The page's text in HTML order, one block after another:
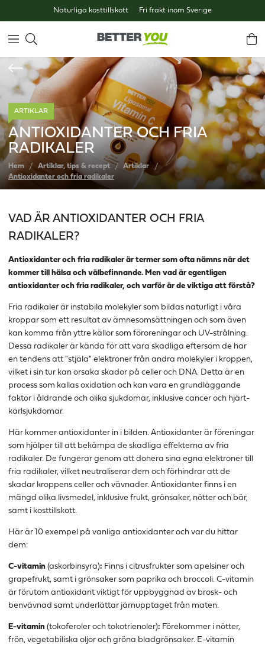
Naturliga kosttillskott Fri frakt inom Sverige
ARTIKLAR
ANTIOXIDANTER OCH FRIA
RADIKALER
Hem Artiklar, tips & recept
Artiklar
Antioxidanter och fria radikaler
VAD ÄR ANTIOXIDANTER OCH FRIA
RADIKALER?
Antioxidanter och fria radikaler är termer som ofta nämns när det
kommer till hälsa och välbefinnande. Men vad är egentligen
antioxidanter och fria radikaler, och varför är de viktiga att förstå?
Fria radikaler är instabila molekyler som bildas naturligt i våra
kroppar som ett resultat av ämnesomsättningen och som även
kan komma från yttre källor som föroreningar och UV-strålning.
Dessa radikaler är kända för att vara skadliga eftersom de har
en tendens att "stjäla" elektroner från andra molekyler i kroppen,
vilket i sin tur kan orsaka skador på celler och DNA. Detta är en
process som kallas oxidation och kan vara en grundläggande
faktor i åldrande och olika sjukdomar, inklusive cancer och hjärt-
kärlsjukdomar.
Här kommer antioxidanter in i bilden. Antioxidanter är föreningar
som hjälper till att bekämpa de skadliga effekterna av fria
radikaler. De fungerar genom att donera sina egna elektroner till
fria radikaler, vilket neutraliserar dem och förhindrar att de
skadar kroppens celler och vävnader. Antioxidanter finns i en
mängd olika livsmedel, inklusive frukt, grönsaker, nötter och bär,
samt i kosttillskott.
Här är 10 exempel på vanliga antioxidanter och var du hittar
dem:
C-vitamin (askorbinsyra): Finns i citrusfrukter som apelsiner och
grapefrukt, samt i grönsaker som paprika och broccoli. C-vitamin
är förutom antioxidant viktigt för uppbyggnad av brosk- och
benvävnad samt underlättar järnupptaget från maten.
E-vitamin (tokoferoler och tokotrienoler): Förekommer i nötter,
frön, vegetabiliska oljor och gröna bladgrönsaker. E-vitamin